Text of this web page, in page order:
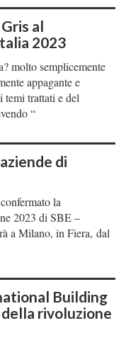
al
2023
molto semplicemente
appagante e
temi trattati e del
“
di
la
2023 di SBE –
a Milano, in Fiera, dal
Building
rivoluzione